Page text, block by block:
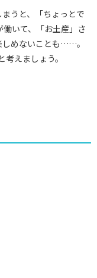
うと、「ちょっとで
いて、「お土産」さ
しめないことも……。
えましょう。